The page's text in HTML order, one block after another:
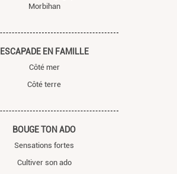
Morbihan
ESCAPADE EN FAMILLE
Côté mer
Côté terre
BOUGE TON ADO
Sensations fortes
Cultiver son ado